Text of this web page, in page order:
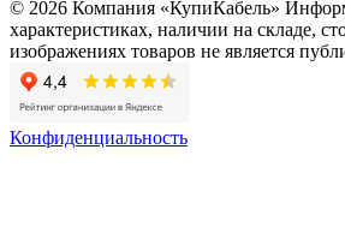
© 2026 Компания «КупиКабель»
характеристиках, наличии на складе,
изображениях товаров не является
Конфиденциальность